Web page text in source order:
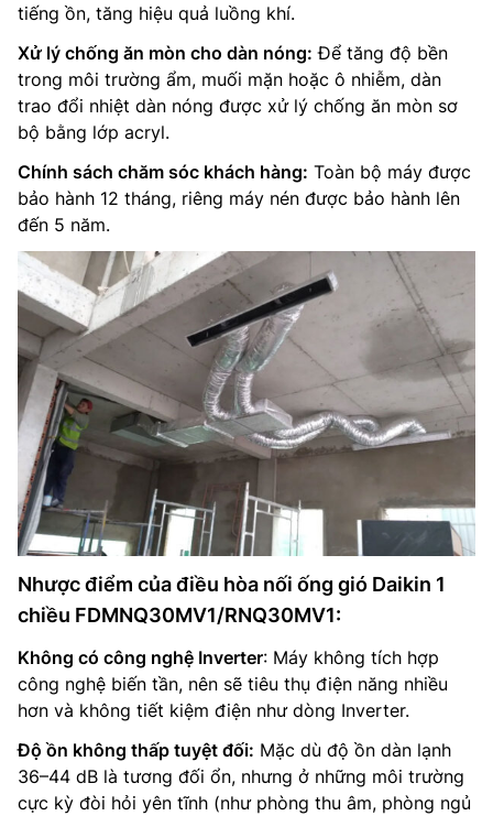
tiếng ồn, tăng hiệu quả luồng khí.
Xử lý chống ăn mòn cho dàn nóng: Để tăng độ bền
trong môi trường ẩm, muối mặn hoặc ô nhiễm, dàn
trao đổi nhiệt dàn nóng được xử lý chống ăn mòn sơ
bộ bằng lớp acryl.
Chính sách chăm sóc khách hàng: Toàn bộ máy được
bảo hành 12 tháng, riêng máy nén được bảo hành lên
đến 5 năm.
Nhược điểm của điều hòa nối ống gió Daikin 1
chiều FDMNQ30MV1/RNQ30MV1:
Không có công nghệ Inverter: Máy không tích hợp
công nghệ biến tần, nên sẽ tiêu thụ điện năng nhiều
hơn và không tiết kiệm điện như dòng Inverter.
Độ ồn không thấp tuyệt đối: Mặc dù độ ồn dàn lạnh
36–44 dB là tương đối ổn, nhưng ở những môi trường
cực kỳ đòi hỏi yên tĩnh (như phòng thu âm, phòng ngủ